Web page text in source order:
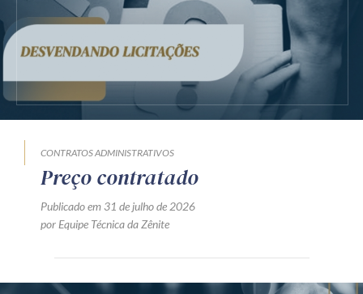
CONTRATOS ADMINISTRATIVOS
Preço contratado
Publicado em 31 de julho de 2026
por Equipe Técnica da Zênite